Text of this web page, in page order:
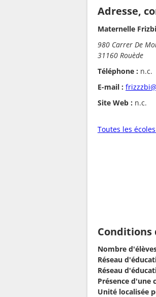
Adresse,
Maternelle Frizbi
980 Carrer De
31160 Rouède
Téléphone : n.c.
E-mail :
Site Web : n.c.
Toutes les
Conditions
Nombre
Réseau
Réseau
Présence d'une
Unité localisée